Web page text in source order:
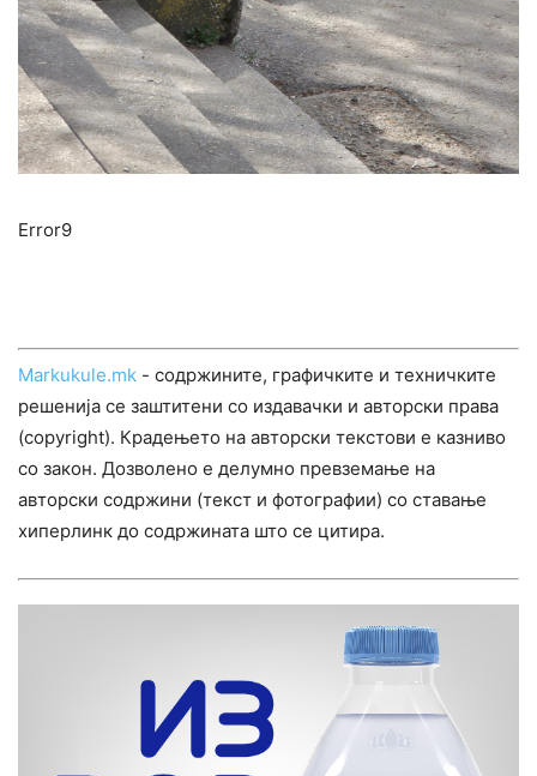
Error9
Markukule.mk - содржините, графичките и техничките
решенија се заштитени со издавачки и авторски права
(copyright). Крадењето на авторски текстови е казниво
со закон. Дозволено е делумно превземање на
авторски содржини (текст и фотографии) со ставање
хиперлинк до содржината што се цитира.